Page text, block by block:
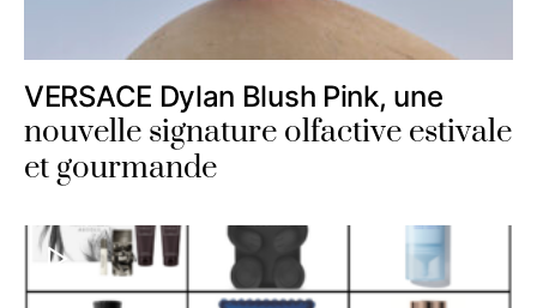
VERSACE Dylan Blush Pink, une
nouvelle signature olfactive estivale
et gourmande